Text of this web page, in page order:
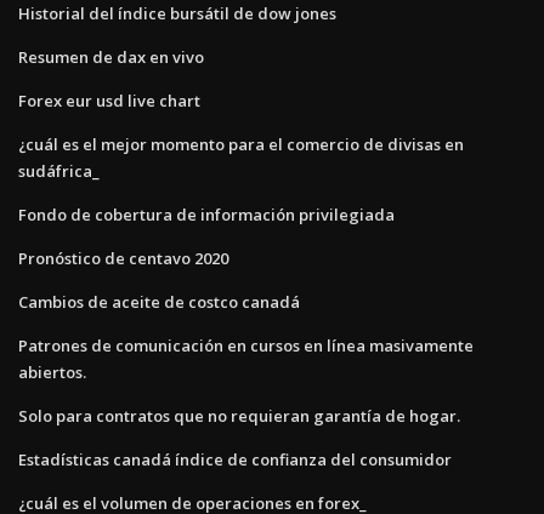
Historial del índice bursátil de dow jones
Resumen de dax en vivo
Forex eur usd live chart
¿cuál es el mejor momento para el comercio de divisas en
sudáfrica_
Fondo de cobertura de información privilegiada
Pronóstico de centavo 2020
Cambios de aceite de costco canadá
Patrones de comunicación en cursos en línea masivamente
abiertos.
Solo para contratos que no requieran garantía de hogar.
Estadísticas canadá índice de confianza del consumidor
¿cuál es el volumen de operaciones en forex_